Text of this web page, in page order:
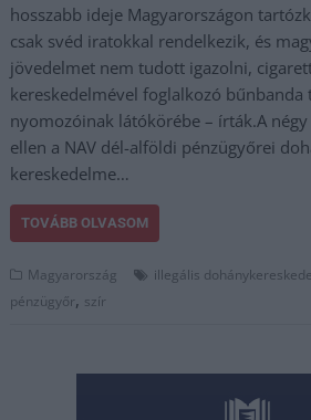
hosszabb ideje Magyarországon
csak svéd iratokkal rendelkezik, és
jövedelmet nem tudott igazolni,
kereskedelmével foglalkozó bűnbanda
nyomozóinak látókörébe – írták.A
ellen a NAV dél-alföldi pénzügyőrei
kereskedelme…
TOVÁBB OLVASOM
Magyarország illegális
pénzügyőr, szír